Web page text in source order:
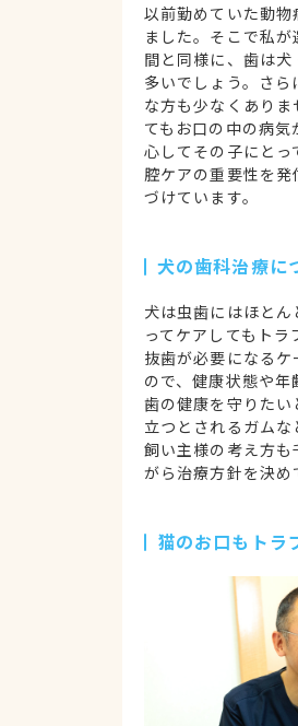
以前勤めていた動
ました。そこで私
間と同様に、歯は
多いでしょう。さ
な方も少なくあり
てもお口の中の病
心してその子にと
腔ケアの重要性を
づけています。
犬の歯科治療に
犬は虫歯にはほと
ってケアしてもト
抜歯が必要になる
ので、健康状態や
歯の健康を守りた
立つとされるガム
飼い主様の考え方
がら治療方針を決め
猫のお口もトラ